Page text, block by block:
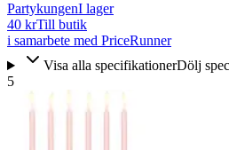
PartykungenI lager
40 krTill butik
i samarbete med PriceRunner
Visa alla specifikationerDölj
5